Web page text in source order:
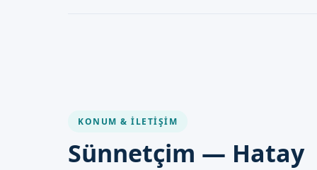
KONUM & İLETIŞIM
Sünnetçim — Hatay